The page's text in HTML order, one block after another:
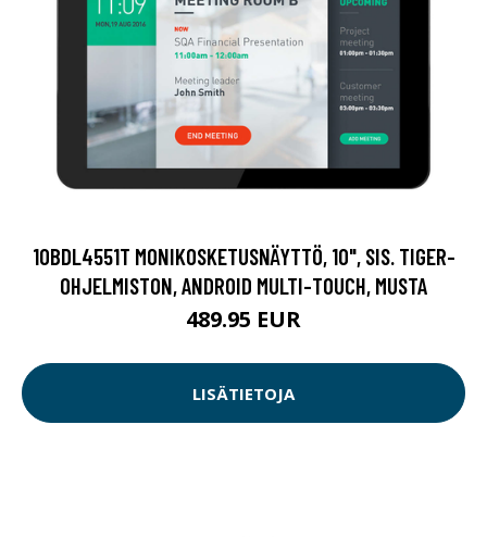
10BDL4551T MONIKOSKETUSNÄYTTÖ, 10", SIS. TIGER-
OHJELMISTON, ANDROID MULTI-TOUCH, MUSTA
489.95 EUR
LISÄTIETOJA